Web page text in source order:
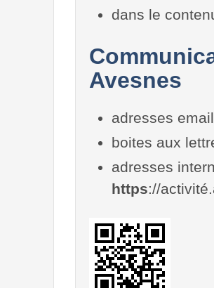
dans le
Avesnes
adresses
boites aux
adresses
https://